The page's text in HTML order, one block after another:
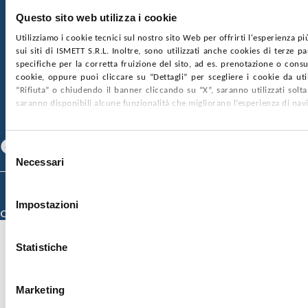
Questo sito web utilizza i cookie
Utilizziamo i cookie tecnici sul nostro sito Web per offrirti l'esperienza
sui siti di ISMETT S.R.L. Inoltre, sono utilizzati anche cookies di terze
specifiche per la corretta fruizione del sito, ad es. prenotazione o
cookie, oppure puoi cliccare su “Dettagli” per scegliere i cookie da
“Rifiuta” o chiudendo il banner cliccando su “X”, saranno utilizzati
saranno disponibili alcune funzionalità che migliorano l’esperienza di
Selezione
delNecessari
Impostazioni
Statistiche
Marketing
nr. REA PA-201818 P.I. 04544550827
SOCIETÀ TRASPARENTE WHISTLEBLOWING
GARE E CONTRATTIPRIVACYCOOKIE POLICY
SOSTIENICIMAPPA DEL SITOACCESSIBILITÀ
CONTATTI
Specializzazione)
Credits